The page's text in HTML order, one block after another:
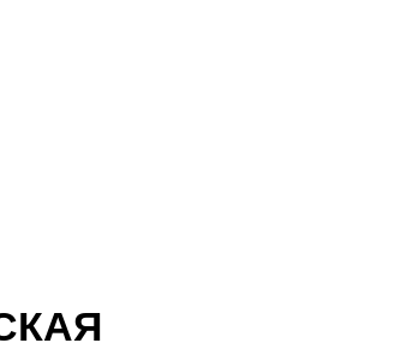
треугольных объёмах, формирующих